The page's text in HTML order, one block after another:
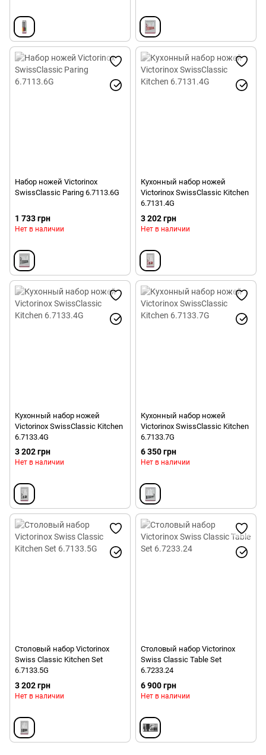
Набор ножей Victorinox
SwissClassic Paring 6.7113.6G
1 733 грн
Нет в наличии
Кухонный набор ножей
Victorinox SwissClassic Kitchen
6.7131.4G
3 202 грн
Нет в наличии
Кухонный набор ножей
Victorinox SwissClassic Kitchen
6.7133.4G
3 202 грн
Нет в наличии
Кухонный набор ножей
Victorinox SwissClassic Kitchen
6.7133.7G
6 350 грн
Нет в наличии
Столовый набор Victorinox
Swiss Сlassic Kitchen Set
6.7133.5G
3 202 грн
Нет в наличии
Столовый набор Victorinox
Swiss Сlassic Table Set
6.7233.24
6 900 грн
Нет в наличии